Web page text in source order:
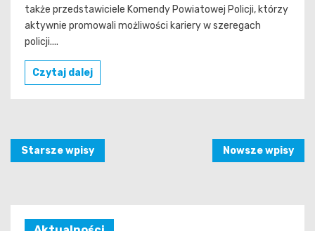
także przedstawiciele Komendy Powiatowej Policji, którzy
aktywnie promowali możliwości kariery w szeregach
policji....
Czytaj dalej
Nawigacja
Starsze wpisy Nowsze wpisy